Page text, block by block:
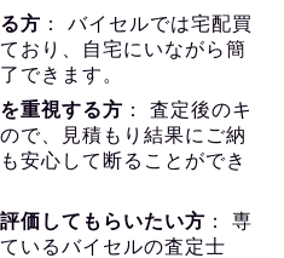
方 ： バイセルでは宅配買
おり、自宅にいながら簡
できます。
重視する方 ： 査定後のキ
で、見積もり結果にご納
安心して断ることができ
価してもらいたい方 ： 専
いるバイセルの査定士